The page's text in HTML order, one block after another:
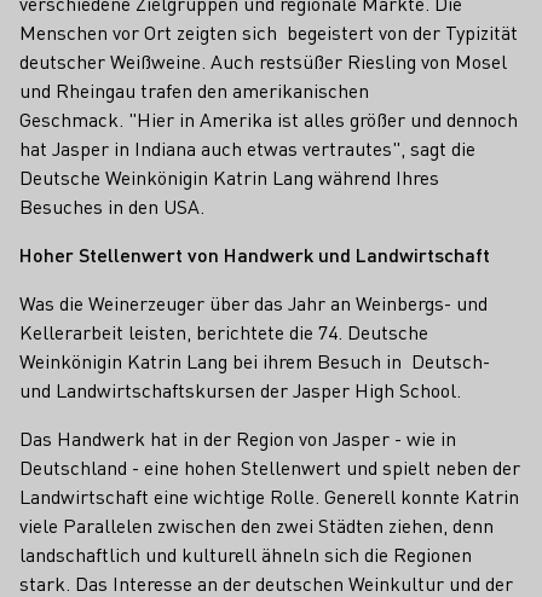
Menschen vor Ort zeigten sich begeistert von der Typizität
deutscher Weißweine. Auch restsüßer Riesling von Mosel
und Rheingau trafen den amerikanischen
Geschmack. "Hier in Amerika ist alles größer und dennoch
hat Jasper in Indiana auch etwas vertrautes", sagt die
Deutsche Weinkönigin Katrin Lang während Ihres
Besuches in den USA.
Hoher Stellenwert von Handwerk und Landwirtschaft
Was die Weinerzeuger über das Jahr an Weinbergs- und
Kellerarbeit leisten, berichtete die 74. Deutsche
Weinkönigin Katrin Lang bei ihrem Besuch in Deutsch-
und Landwirtschaftskursen der Jasper High School.
Das Handwerk hat in der Region von Jasper - wie in
Deutschland - eine hohen Stellenwert und spielt neben der
Landwirtschaft eine wichtige Rolle. Generell konnte Katrin
viele Parallelen zwischen den zwei Städten ziehen, denn
landschaftlich und kulturell ähneln sich die Regionen
stark. Das Interesse an der deutschen Weinkultur und der